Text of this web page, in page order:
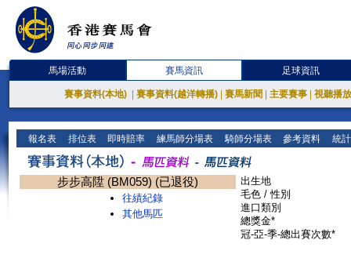
馬場活動 賽馬資訊 足球資訊
賽事資料(本地) 賽事資料(越洋轉播) 賽馬新聞 主要賽事 視聽播
報名表 排位表 即時賠率 練馬師分場表 騎師分場表 參考資料 統
步步高陞 (BM059) (已退役)
往績紀錄
其他馬匹
出生地
毛色 / 性別
進口類別
總獎金*
冠-亞-季-總出賽次數*